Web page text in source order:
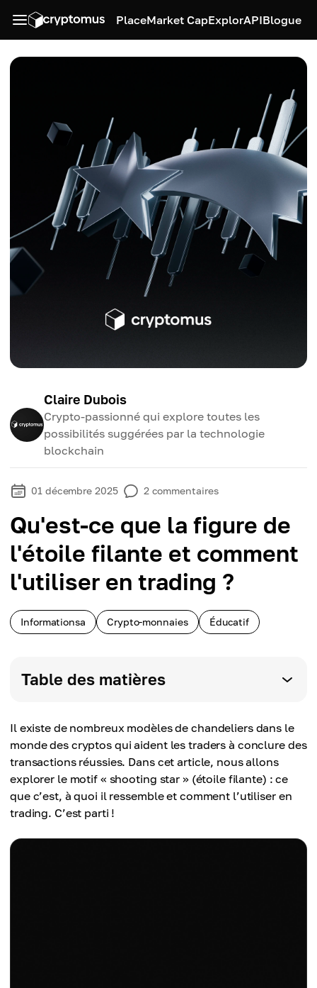
PlaceMarket CapExplorAPIBlogue
Claire Dubois
Crypto-passionné qui explore toutes les
possibilités suggérées par la technologie
blockchain
01 décembre 2025 2 commentaires
Qu'est-ce que la figure de
l'étoile filante et comment
l'utiliser en trading ?
Informationsa Crypto-monnaies Éducatif
Table des matières
Il existe de nombreux modèles de chandeliers dans le
monde des cryptos qui aident les traders à conclure des
transactions réussies. Dans cet article, nous allons
explorer le motif « shooting star » (étoile filante) : ce
que c’est, à quoi il ressemble et comment l’utiliser en
trading. C’est parti !